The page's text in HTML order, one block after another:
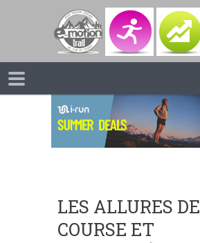
LES ALLURES DE
COURSE ET